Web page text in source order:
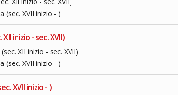
(sec. XVII inizio - )
inizio - sec. XVII)
XII inizio - sec. XVII)
(sec. XVII inizio - )
XVII inizio - )